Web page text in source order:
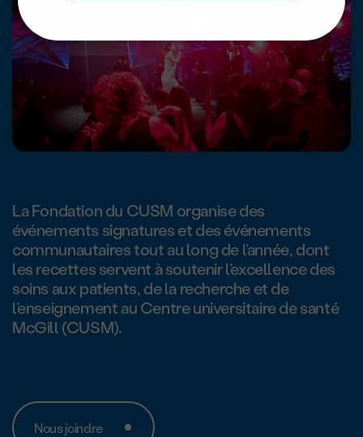
La Fondation du CUSM organise des
événements signatures et des événements
communautaires tout au long de l’année, dont
les recettes servent à soutenir l’excellence des
soins aux patients, de la recherche et de
l’enseignement au Centre universitaire de santé
McGill (CUSM).
Nous joindre